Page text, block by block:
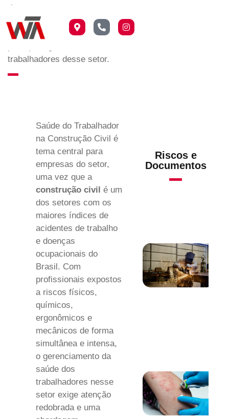
riscos, os exames
obrigatórios por NR e como
a Medicina do Trabalho
trabalhadores desse setor.
Saúde do Trabalhador
na Construção Civil é
tema central para
empresas do setor,
uma vez que a
construção civil é um
dos setores com os
maiores índices de
acidentes de trabalho
e doenças
ocupacionais do
Brasil. Com
profissionais expostos
a riscos físicos,
químicos,
ergonômicos e
mecânicos de forma
simultânea e intensa,
o gerenciamento da
saúde dos
trabalhadores nesse
setor exige atenção
redobrada e uma
Riscos e
Documentos